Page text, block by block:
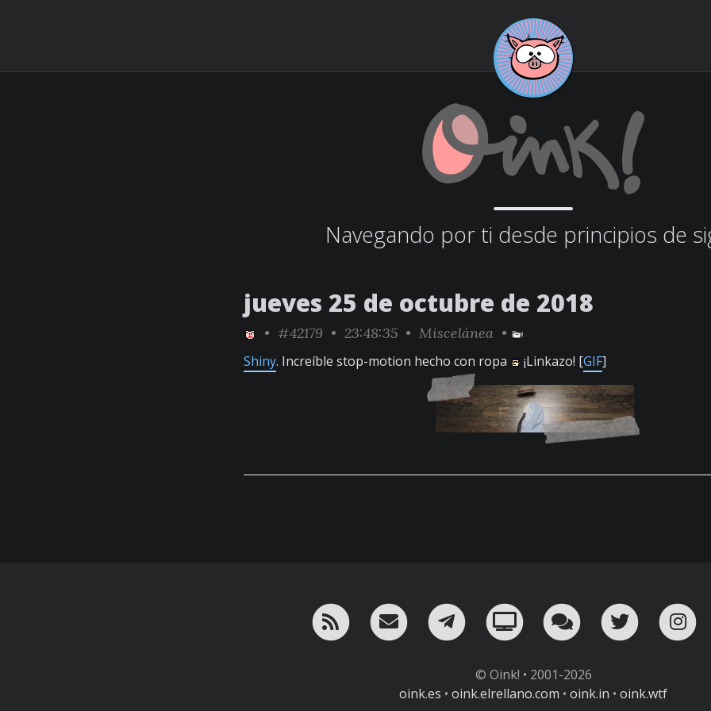
Navegando por ti desde principios de
jueves 25 de octubre de 2018
• #42179 • 23:48:35 • Miscelánea •
Shiny. Increíble stop-motion hecho con ropa ¡Linkazo! [GIF]
RSS ¡Mándame un email!
¡Nuestro canal en Telegram!
Oink! TV Charla conTwitter
© Oink! • 2001-2026
oink.es • oink.elrellano.com • oink.in • oink.wtf